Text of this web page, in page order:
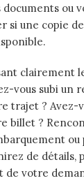
ou
si une copie
clairement
vous subi un
trajet ? Avez-
billet ?
de détails,
votre